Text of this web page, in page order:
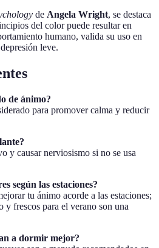
de Angela Wright, se destaca
del color puede resultar en
humano, valida su uso en
leve.
de ánimo?
para promover calma y reducir
y causar nerviosismo si no se usa
según las estaciones?
tu ánimo acorde a las estaciones;
y frescos para el verano son una
a dormir mejor?